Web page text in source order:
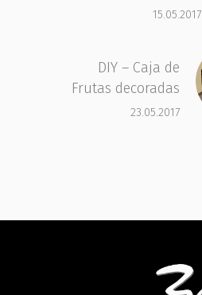
15.05.2017
DIY – Caja de
Frutas decoradas
23.05.2017